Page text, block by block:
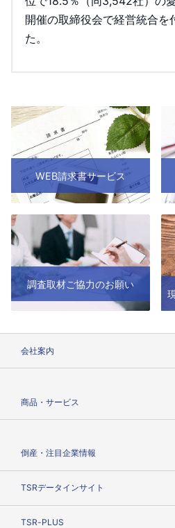
開催の取締役会で経営統合を
た。
WEB請求書サービス
調査取材ご協力のお願い
会社案内
商品・サービス
倒産・注目企業情報
TSRデータインサイト
TSR-PLUS